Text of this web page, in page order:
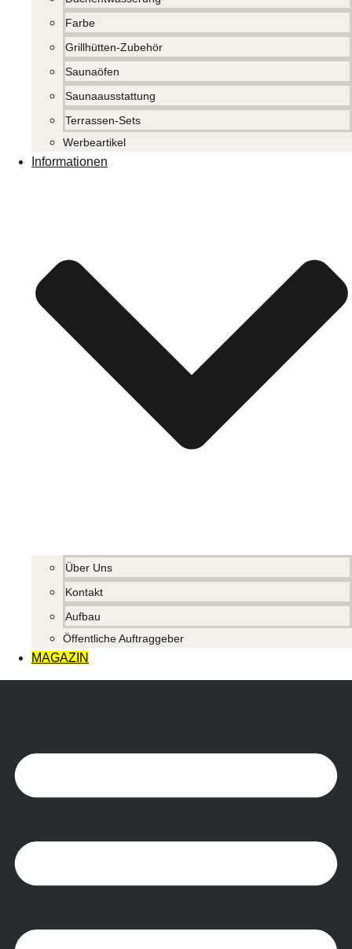
Farbe
Grillhütten-Zubehör
Saunaöfen
Saunaausstattung
Terrassen-Sets
Werbeartikel
Informationen
Über Uns
Kontakt
Aufbau
Öffentliche Auftraggeber
MAGAZIN